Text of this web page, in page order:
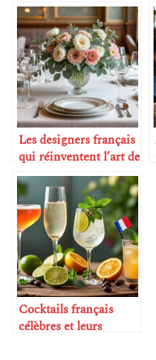
vignes
Les designers français
qui réinventent l’art de
la table
Cocktails français
célèbres et leurs